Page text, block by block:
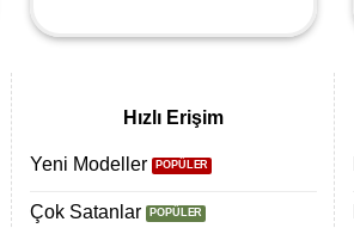
Hızlı Erişim
Yeni Modeller
Çok Satanlar